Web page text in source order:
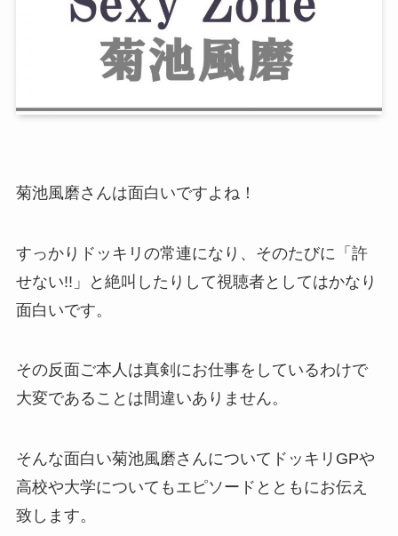
菊池風磨さんは面白いですよね！
すっかりドッキリの常連になり、そのたびに「許
せない!!」と絶叫したりして視聴者としてはかなり
面白いです。
その反面ご本人は真剣にお仕事をしているわけで
大変であることは間違いありません。
そんな面白い菊池風磨さんについてドッキリGPや
高校や大学についてもエピソードとともにお伝え
致します。